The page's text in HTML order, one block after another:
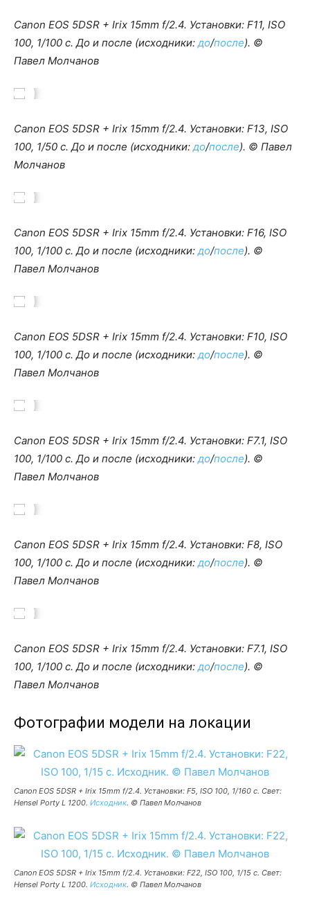
Canon EOS 5DSR + Irix 15mm f/2.4. Установки: F11, ISO
100, 1/100 c. До и после (исходники:до/после). ©
Павел Молчанов
Canon EOS 5DSR + Irix 15mm f/2.4. Установки: F13, ISO
100, 1/50 c. До и после (исходники:до/после). © Павел
Молчанов
Canon EOS 5DSR + Irix 15mm f/2.4. Установки: F16, ISO
100, 1/100 c. До и после (исходники:до/после). ©
Павел Молчанов
Canon EOS 5DSR + Irix 15mm f/2.4. Установки: F10, ISO
100, 1/100 c. До и после (исходники:до/после). ©
Павел Молчанов
Canon EOS 5DSR + Irix 15mm f/2.4. Установки: F7.1, ISO
100, 1/100 c. До и после (исходники:до/после). ©
Павел Молчанов
Canon EOS 5DSR + Irix 15mm f/2.4. Установки: F8, ISO
100, 1/100 c. До и после (исходники:до/после). ©
Павел Молчанов
Canon EOS 5DSR + Irix 15mm f/2.4. Установки: F7.1, ISO
100, 1/100 c. До и после (исходники:до/после). ©
Павел Молчанов
Фотографии модели на локации
Canon EOS 5DSR + Irix 15mm f/2.4. Установки: F5, ISO 100, 1/160 c. Свет:
Hensel Porty L 1200. Исходник. © Павел Молчанов
Canon EOS 5DSR + Irix 15mm f/2.4. Установки: F22, ISO 100, 1/15 c. Свет:
Hensel Porty L 1200. Исходник. © Павел Молчанов